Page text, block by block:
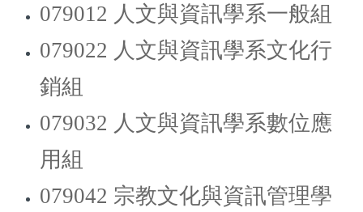
079012 人文與資訊學系一般組
079022 人文與資訊學系文化行
銷組
079032 人文與資訊學系數位應
用組
079042 宗教文化與資訊管理學